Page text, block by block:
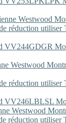
Westwood
réduction
Westwood
réduction
Westwood
réduction utiliser